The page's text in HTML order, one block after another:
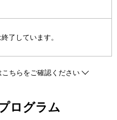
了しています。
ちらをご確認ください
ログラム